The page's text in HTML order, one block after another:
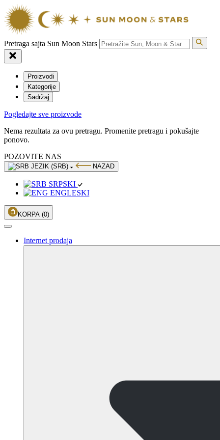
Pretraga sajta Sun Moon Stars
Proizvodi
Kategorije
Sadržaj
Pogledajte sve proizvode
Nema rezultata za ovu pretragu. Promenite pretragu i pokušajte
ponovo.
POZOVITE NAS
JEZIK (SRB) NAZAD
SRPSKI
ENGLESKI
KORPA (0)
Internet prodaja